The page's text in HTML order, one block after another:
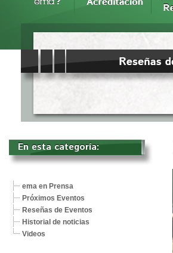
En esta categoría:
ema en Prensa
Próximos Eventos
Reseñas de Eventos
Historial de noticias
Videos